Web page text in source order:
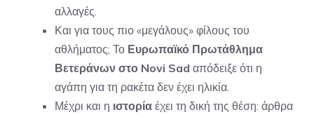
αλλαγές.
Και για τους πιο «μεγάλους» φίλους του
αθλήματος; Το Ευρωπαϊκό Πρωτάθλημα
Βετεράνων στο Novi Sad απόδειξε ότι η
αγάπη για τη ρακέτα δεν έχει ηλικία.
Μέχρι και η ιστορία έχει τη δική της θέση: άρθρα